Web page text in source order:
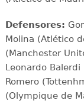
Defensores:
Molina (Atlético
(Manchester
Leonardo
Romero
(Olympique de